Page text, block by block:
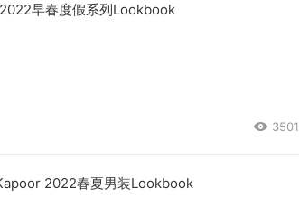
早春度假系列Lookbook
3501
2022春夏男装Lookbook